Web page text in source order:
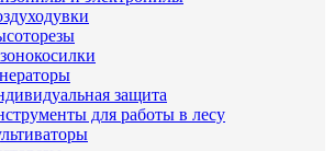
защита
для работы в лесу